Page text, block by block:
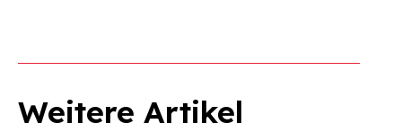
Weitere Artikel